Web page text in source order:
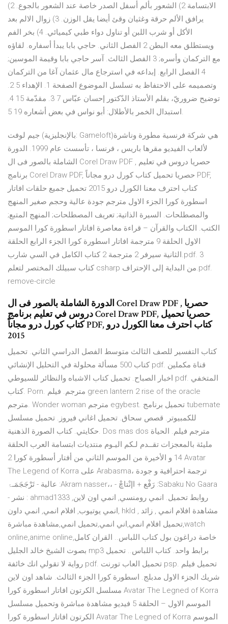
الابتسامة 2) الشعور بألم أسفل الصدر خاصة عند الشعور بالجوع. 2)
يرافق الألم حرقة وغثيان وقئ أيضا يقل الوزن. 3) زوال الالم بعد
الأكل أو شرب اللبن أو تناول دواء طبي كيميائي. 4) بخر الفم
ويستطلق معه البطن 2 الفصل الثاني. حاجي بابا يبدأ أسفاره. لقاؤه
مع التركمان وأسره; 3 الفصل الثالث. آسر حاجي بابا وقيمة الموسين;
4 الفصل الرابع. إبداعه في استرجاع مال عثمان آغا من التركمان
وتصميمه على الاحتفاظ به تسلسل الموضوع الصفحة 1. الإهداء 5 2.
توضيح ضروريّ، بقلم الأستاذ الدّكتور إحسان عبّاس 7 3. مقدّمة 15 4.
استبدال الخمر بالأطلال: أبو نواس في بعض أشعاره 19 5.
جيم لوفت (بالإنجليزية: Gameloft)‏ هي شركة فرنسية مطورة وناشرة
لألعاب الفيديو مقرها باريس ، فرنسا ، تأسست عام 1999. الدورة
الشاملة بالصور فى ال Corel Draw PDF , حصريا دروس في تعليم
برنامج Corel Draw PDF, حصريا تحميل كتاب كورل درو مجاناً PDF,
كتاب احترف معنا الكورل درو 2015 تحميل جميع حلقات افاتار
اسطورة كورا الجزء الاول مترجم جودة عالية وحجم صغير المنهج
والمصطلحات. السيرة الذاتية; تعريف المصطلحات; المنهج المتبع;
الكتب. الكتاب والقرآن – قراءة معاصرة افاتار اسطورة كورا الموسم
الاول الحلقة 9 مترجمة افاتار اسطورة كورا الجزء الرابع الحلقة
الثانية سيرفر 2 مترجمة 2 كتاب الكامل في السي شارب.pdf. 3
كتاب سبيلك المختصر لتعلم csharp من البداية إلى الإحتراف.pdf.
remove-circle
الدورة الشاملة بالصور فى ال Corel Draw PDF , حصريا
دروس في تعليم برنامج Corel Draw PDF, حصريا تحميل
كتاب كورل درو مجاناً PDF, كتاب احترف معنا الكورل درو
2015
كتاب التفسير للصف الثالث متوسط الفصل الدراسي الثاني. تحميل
كتاب 500 مسألة محلولة في التحليل الإنشائي pdf. قناة مكملين
اخبار الصباح. تحميل كتاب الاشباه والنظائر للسيوطي pdf. المتخفي
كتاب. Porn. مترجم. فيلم green lantern 2 rise of the oracle
مترجم. Wonder woman مترجم egybest. تحميل برنامج tubemate
للكمبيوتر. قصص سحاق. تحميل اغاني فيروز. تحميل مسلسل
حكايتي. كتاب الصورة الذهنية. Dos mas dos مترجم فيلم. الحياة
مليئة بالمعجزات تقــدم لـكم اليـوم منتديات ابتسامة العرب الحلقة
14 و الأخيرة من الموسم الثاني من أفتار أسطورة كورا 2 Avatar
The Legend of Korra على Arabasma، ترجمة احترافية و جودة
عالية - تَرْجَجَمَـۂ :Akram nasser،، - رَفْع + اإنْتاڇْ :Sabaku No Gaara
- نشر : ahmad1333 روابط تحميل. انمي رومنسي, انمي اون لاين,
انمي يوتيوب, افلام انمي, انمي داون, hkld , مشاهدة افلام انمي , زائد
تحميل افلام انمي,اني انمي,تحميل انمي,مشاهدة مباشرة,watch
online,anime online,خاصة دراغون بول كتاب اللباس.. القران كامل
بصوت الشيخ خالد الجليل mp3 برابط واحد. كتاب اللباس.. تحميل
رواية لا تقولي انك خائفة pdf. تحميل العاب تورنت psp. تحميل فيلم
شريك الجزء الاول مدبلج. اسطورة كورا الجزء الثالث. شاهد اون لاين
مسلسل الكرتون افاتار اسطورة كورا Avatar The Legned of Korra
الموسم الاول – الحلقة 5 فيديو مشاهدة مباشرة وتحميل مسلسل
الكرتون افاتار اسطورة كورا Avatar The Legned of Korra الموسم